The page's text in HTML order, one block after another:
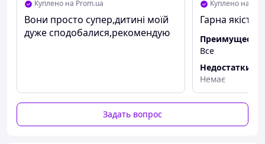
Куплено на Prom.ua
Вони просто супер,дитині моїй
дуже сподобалися,рекомендую
Куплено на
Гарна якість,
Преимущества
Все
Недостатки
Немає
Задать вопрос